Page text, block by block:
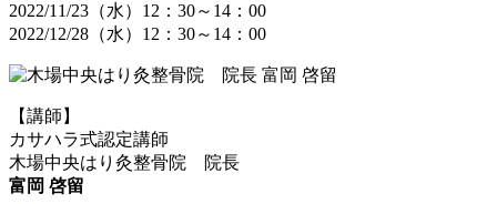
2022/11/23（水）12：30～14：00
2022/12/28（水）12：30～14：00
【講師】
カサハラ式認定講師
木場中央はり灸整骨院 院長
富岡 啓留